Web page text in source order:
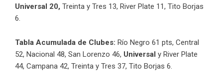
Universal 20, Treinta y Tres 13, River Plate 11, Tito Borjas
6.
Tabla Acumulada de Clubes: Río Negro 61 pts, Central
52, Nacional 48, San Lorenzo 46, Universal y River Plate
44, Campana 42, Treinta y Tres 37, Tito Borjas 6.